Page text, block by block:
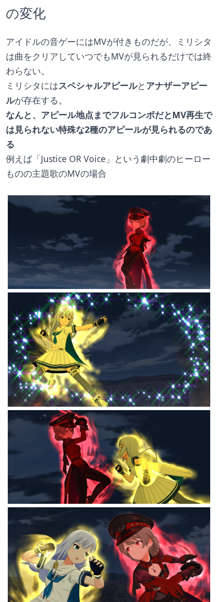
の変化
アイドルの音ゲーにはMVが付きものだが、ミリシタ
は曲をクリアしていつでもMVが見られるだけでは終
わらない。
ミリシタにはスペシャルアピールと アナザーアピー
ルが存在する。
なんと、アピール地点までフルコンボだとMV再生で
は見られない特殊な2種のアピールが見られるのであ
る
例えば「Justice OR Voice」という劇中劇のヒーロー
ものの主題歌のMVの場合